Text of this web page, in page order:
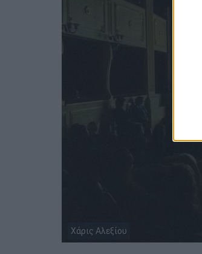
Χάρις Αλεξίου